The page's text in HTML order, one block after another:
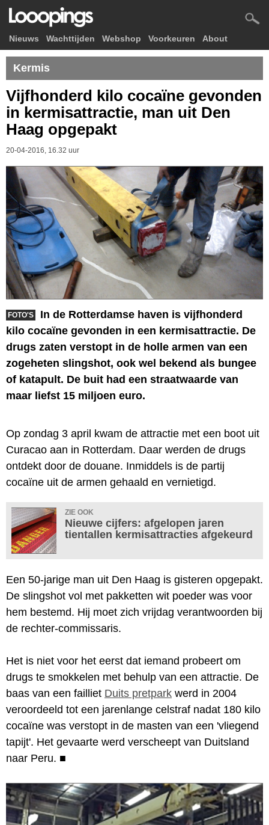
Nieuws Wachttijden Webshop Voorkeuren About
Kermis
Vijfhonderd kilo cocaïne gevonden
in kermisattractie, man uit Den
Haag opgepakt
20-04-2016, 16.32 uur
FOTO'S
In de Rotterdamse haven is vijfhonderd
kilo cocaïne gevonden in een kermisattractie. De
drugs zaten verstopt in de holle armen van een
zogeheten slingshot, ook wel bekend als bungee
of katapult. De buit had een straatwaarde van
maar liefst 15 miljoen euro.
Op zondag 3 april kwam de attractie met een boot uit
Curacao aan in Rotterdam. Daar werden de drugs
ontdekt door de douane. Inmiddels is de partij
cocaïne uit de armen gehaald en vernietigd.
ZIE OOK
Nieuwe cijfers: afgelopen jaren
tientallen kermisattracties afgekeurd
Een 50-jarige man uit Den Haag is gisteren opgepakt.
De slingshot vol met pakketten wit poeder was voor
hem bestemd. Hij moet zich vrijdag verantwoorden bij
de rechter-commissaris.
Het is niet voor het eerst dat iemand probeert om
drugs te smokkelen met behulp van een attractie. De
baas van een failliet Duits pretpark werd in 2004
veroordeeld tot een jarenlange celstraf nadat 180 kilo
cocaïne was verstopt in de masten van een 'vliegend
tapijt'. Het gevaarte werd verscheept van Duitsland
naar Peru. ■